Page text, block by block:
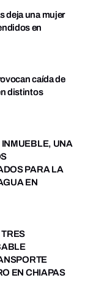
deja una mujer
en
caída de
distintos
INMUEBLE, UNA
PARA LA
EN
EN CHIAPAS